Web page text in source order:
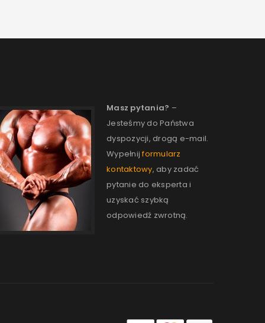
Masz pytania? –
Jesteśmy do Państwa
dyspozycji, drogą e-mail.
Wypełnijformularz
kontaktowy, aby zadać
pytanie do eksperta i
uzyskać szybką
odpowiedź zwrotną.